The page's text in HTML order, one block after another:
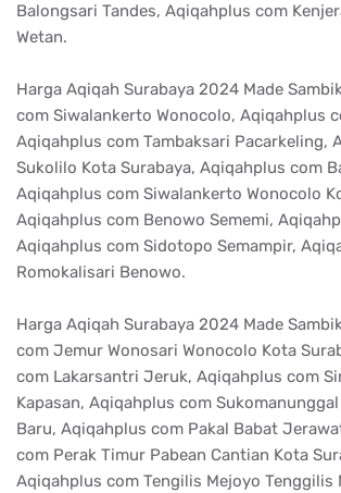
Balongsari Tandes, Aqiqahplus com
Wetan.
Harga Aqiqah Surabaya 2024 Made
com Siwalankerto Wonocolo, Aqiqahplus
Aqiqahplus com Tambaksari Pacarkeling,
Sukolilo Kota Surabaya, Aqiqahplus com
Aqiqahplus com Siwalankerto Wonocolo
Aqiqahplus com Benowo Sememi,
Aqiqahplus com Sidotopo Semampir,
Romokalisari Benowo.
Harga Aqiqah Surabaya 2024 Made
com Jemur Wonosari Wonocolo Kota
com Lakarsantri Jeruk, Aqiqahplus com
Kapasan, Aqiqahplus com
Baru, Aqiqahplus com Pakal Babat
com Perak Timur Pabean Cantian Kota
Aqiqahplus com Tengilis Mejoyo Tenggilis